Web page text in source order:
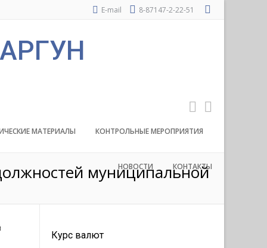
E-mail 8-87147-2-22-51
МАТЕРИАЛЫ КОНТРОЛЬНЫЕ МЕРОПРИЯТИЯ
НОВОСТИ КОНТАКТЫ
муниципальной
Курс валют